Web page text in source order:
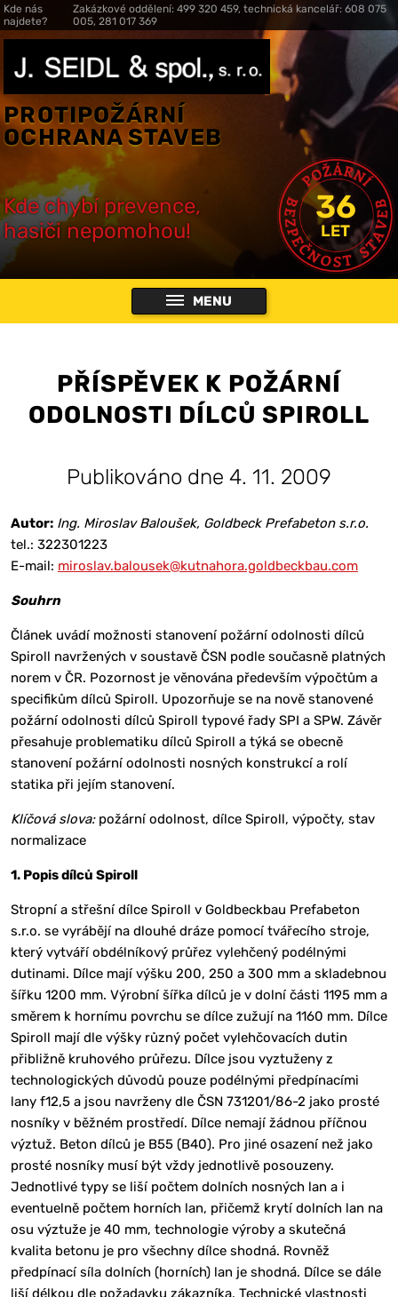
Kde nás
najdete?
Zakázkové oddělení: 499 320 459, technická kancelář: 608 075
005, 281 017 369
PROTIPOŽÁRNÍ
OCHRANA STAVEB
Kde chybí prevence,
hasiči nepomohou!
36
LET
MENU
PŘÍSPĚVEK K POŽÁRNÍ
ODOLNOSTI DÍLCŮ SPIROLL
Publikováno dne 4. 11. 2009
Autor:Ing. Miroslav Baloušek, Goldbeck Prefabeton s.r.o.
tel.: 322301223
E-mail: miroslav.balousek@kutnahora.goldbeckbau.com
Souhrn
Článek uvádí možnosti stanovení požární odolnosti dílců
Spiroll navržených v soustavě ČSN podle současně platných
norem v ČR. Pozornost je věnována především výpočtům a
specifikům dílců Spiroll. Upozorňuje se na nově stanovené
požární odolnosti dílců Spiroll typové řady SPI a SPW. Závěr
přesahuje problematiku dílců Spiroll a týká se obecně
stanovení požární odolnosti nosných konstrukcí a rolí
statika při jejím stanovení.
Klíčová slova:požární odolnost, dílce Spiroll, výpočty, stav
normalizace
1. Popis dílců Spiroll
Stropní a střešní dílce Spiroll v Goldbeckbau Prefabeton
s.r.o. se vyrábějí na dlouhé dráze pomocí tvářecího stroje,
který vytváří obdélníkový průřez vylehčený podélnými
dutinami. Dílce mají výšku 200, 250 a 300 mm a skladebnou
šířku 1200 mm. Výrobní šířka dílců je v dolní části 1195 mm a
směrem k hornímu povrchu se dílce zužují na 1160 mm. Dílce
Spiroll mají dle výšky různý počet vylehčovacích dutin
přibližně kruhového průřezu. Dílce jsou vyztuženy z
technologických důvodů pouze podélnými předpínacími
lany f12,5 a jsou navrženy dle ČSN 731201/86-2 jako prosté
nosníky v běžném prostředí. Dílce nemají žádnou příčnou
výztuž. Beton dílců je B55 (B40). Pro jiné osazení než jako
prosté nosníky musí být vždy jednotlivě posouzeny.
Jednotlivé typy se liší počtem dolních nosných lan a i
eventuelně počtem horních lan, přičemž krytí dolních lan na
osu výztuže je 40 mm, technologie výroby a skutečná
kvalita betonu je pro všechny dílce shodná. Rovněž
předpínací síla dolních (horních) lan je shodná. Dílce se dále